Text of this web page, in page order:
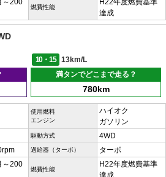
～200
燃費性能
H22年度燃費基準
達成
10・15
13km/L
満タンでどこまで走る？
780km
使用燃料
エンジン
ハイオク
ガソリン
駆動方式 4WD
過給器（ターボ） ターボ
～200
燃費性能
H22年度燃費基準